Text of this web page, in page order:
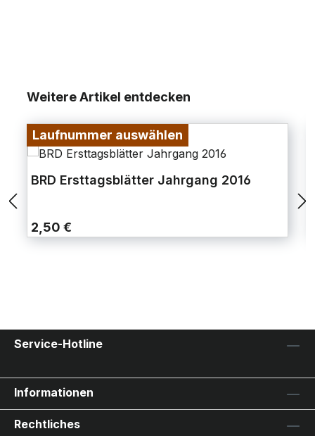
Weitere Artikel entdecken
Laufnummer auswählen
BRD Ersttagsblätter Jahrgang 2016
2,50 €
Service-Hotline
Informationen
Rechtliches